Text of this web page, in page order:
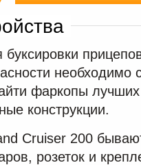
фаркопы лучших
конструкции.
Cruiser 200
розеток и